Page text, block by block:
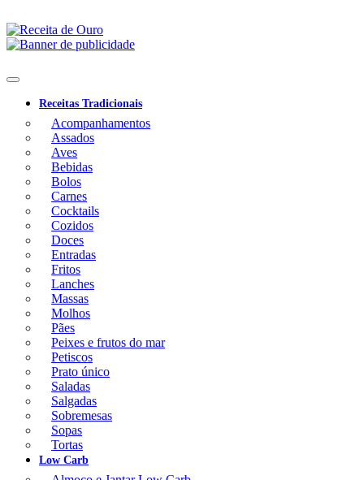
Receitas Tradicionais
Acompanhamentos
Assados
Aves
Bebidas
Bolos
Carnes
Cocktails
Cozidos
Doces
Entradas
Fritos
Lanches
Massas
Molhos
Pães
Peixes e frutos do mar
Petiscos
Prato único
Saladas
Salgadas
Sobremesas
Sopas
Tortas
Low Carb